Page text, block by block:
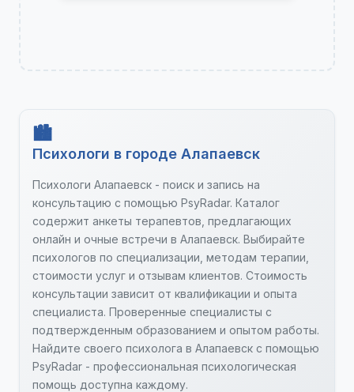
Психологи в городе Алапаевск
Психологи Алапаевск - поиск и запись на
консультацию с помощью PsyRadar. Каталог
содержит анкеты терапевтов, предлагающих
онлайн и очные встречи в Алапаевск. Выбирайте
психологов по специализации, методам терапии,
стоимости услуг и отзывам клиентов. Стоимость
консультации зависит от квалификации и опыта
специалиста. Проверенные специалисты с
подтвержденным образованием и опытом работы.
Найдите своего психолога в Алапаевск с помощью
PsyRadar - профессиональная психологическая
помощь доступна каждому.